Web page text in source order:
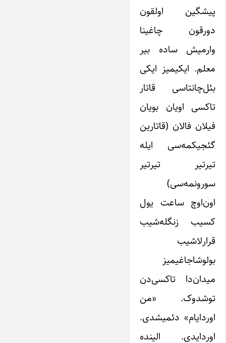
پیشگین اولقون
دورقون چاغینا
وارمیش ساده بیر
معلم. ایکیمیز ایکی
بئل‌چانتاسی قاتار
تاکسی اویان بویان
فیلان فالان (قاتارین
گئجیکمه‌سی ایله
تیرتیر تیرتیر
سورونمه‌سی)
اون‌اوچ ساعت یول
کسیب زنگله‌شیب
قرارلاشیب
بولوشاجاغیمیز
میدان‌دا تاکسی‌دن
توشدوک. «من
اوردایام» دئمیشدی.
اوردایدی. الینده